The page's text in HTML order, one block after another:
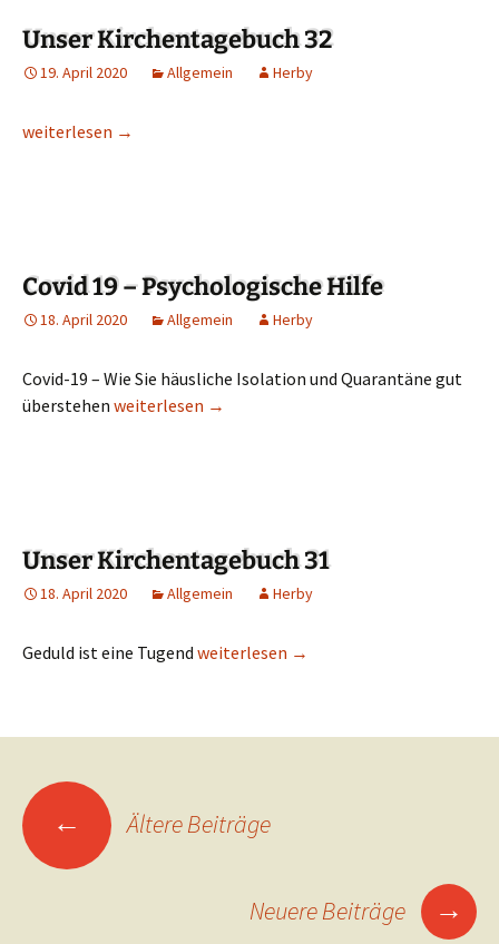
Unser Kirchentagebuch 32
19. April 2020 Allgemein Herby
Unser Kirchentagebuch 32
weiterlesen →
Covid 19 – Psychologische Hilfe
18. April 2020 Allgemein Herby
Covid-19 – Wie Sie häusliche Isolation und Quarantäne gut
überstehen Covid 19 – Psychologische Hilfe
weiterlesen →
Unser Kirchentagebuch 31
18. April 2020 Allgemein Herby
Geduld ist eine Tugend Unser Kirchentagebuch 31
weiterlesen →
Beitragsnavigation
← Ältere Beiträge
Neuere Beiträge →